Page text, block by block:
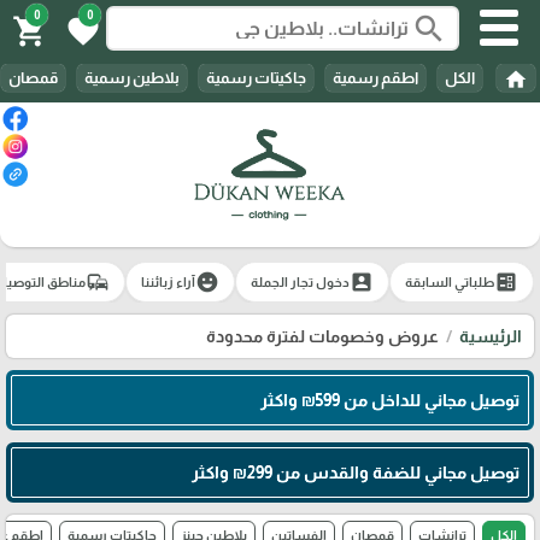
search
0
favorite
0
shopping_cart
home الكل اطقم رسمية جاكيتات رسمية بلاطين رسمية قمصان
ballotطلباتي السابقة account_boxدخول تجار الجملة emoji_emotionsآراء زبائننا commuteمناطق
الرئيسية عروض وخصومات لفترة محدودة
توصيل مجاني للداخل من 599₪ واكثر
توصيل مجاني للضفة والقدس من 299₪ واكثر
الكل ترانشات قمصان الفساتين بلاطين جينز جاكيتات رسمية اطقم